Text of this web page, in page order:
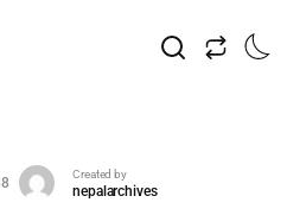
Created by
nepalarchives